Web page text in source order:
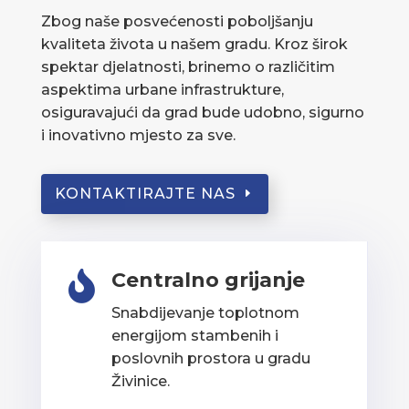
Zbog naše posvećenosti poboljšanju
kvaliteta života u našem gradu. Kroz širok
spektar djelatnosti, brinemo o različitim
aspektima urbane infrastrukture,
osiguravajući da grad bude udobno, sigurno
i inovativno mjesto za sve.
KONTAKTIRAJTE NAS
 Centralno grijanje
Snabdijevanje toplotnom
energijom stambenih i
poslovnih prostora u gradu
Živinice.